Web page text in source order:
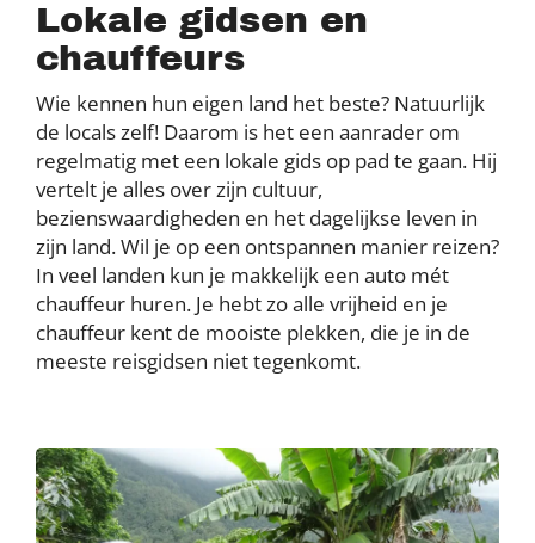
Lokale gidsen en
chauffeurs
Wie kennen hun eigen land het beste? Natuurlijk
de locals zelf! Daarom is het een aanrader om
regelmatig met een lokale gids op pad te gaan. Hij
vertelt je alles over zijn cultuur,
bezienswaardigheden en het dagelijkse leven in
zijn land. Wil je op een ontspannen manier reizen?
In veel landen kun je makkelijk een auto mét
chauffeur huren. Je hebt zo alle vrijheid en je
chauffeur kent de mooiste plekken, die je in de
meeste reisgidsen niet tegenkomt.